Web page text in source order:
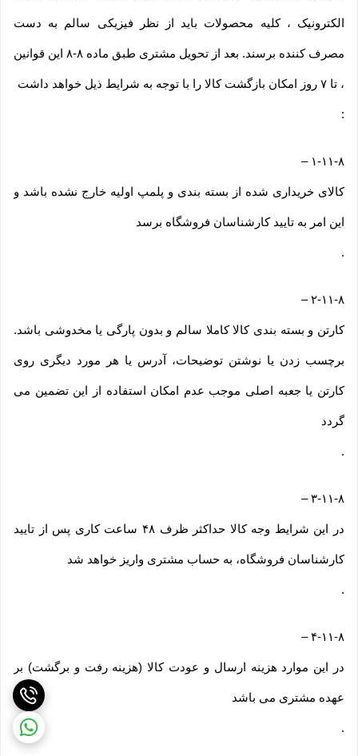
الکترونیک ، کلیه محصولات باید از نظر فیزیکی سالم به دست
مصرف کننده برسند. بعد از تحویل مشتری طبق ماده ۸-۸ این قوانین
، تا ۷ روز امکان بازگشت کالا را با توجه به شرایط ذیل خواهد داشت
:
۱-۱۱-۸ –
کالای خریداری شده از بسته بندی و پلمپ اولیه خارج نشده باشد و
این امر به تایید کارشناسان فروشگاه برسد
.
۲-۱۱-۸–
کارتن و بسته بندی کالا کاملا سالم و بدون پارگی یا مخدوشی باشد.
برچسب زدن یا نوشتن توضیحات، آدرس یا هر مورد دیگری روی
کارتن یا جعبه اصلی موجب عدم امکان استفاده از این تضمین می
گردد
.
۳-۱۱-۸–
در این شرایط وجه کالا حداکثر ظرف ۴۸ ساعت کاری پس از تایید
کارشناسان فروشگاه، به حساب مشتری واریز خواهد شد
.
۴-۱۱-۸–
در این موارد هزینه ارسال و عودت کالا (هزینه رفت و برگشت) بر
عهده مشتری می باشد
.